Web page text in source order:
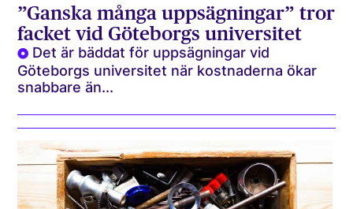
”Ganska många uppsägningar” tror
facket vid Göteborgs universitet
Det är bäddat för uppsägningar vid
Göteborgs universitet när kostnaderna ökar
snabbare än...